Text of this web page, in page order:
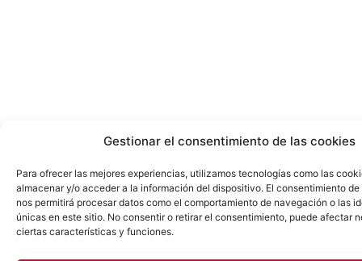
Gestionar el consentimiento de las cookies
Para ofrecer las mejores experiencias, utilizamos tecnologías como las
almacenar y/o acceder a la información del dispositivo. El consentimiento
nos permitirá procesar datos como el comportamiento de navegación o las
únicas en este sitio. No consentir o retirar el consentimiento, puede afectar
ciertas características y funciones.